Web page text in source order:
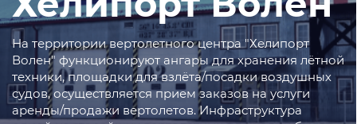
На территории вертолетного центра "Хелипорт
Волен" функционируют ангары для хранения лётной
техники, площадки для взлёта/посадки воздушных
судов, осуществляется прием заказов на услуги
аренды/продажи вертолетов. Инфраструктура